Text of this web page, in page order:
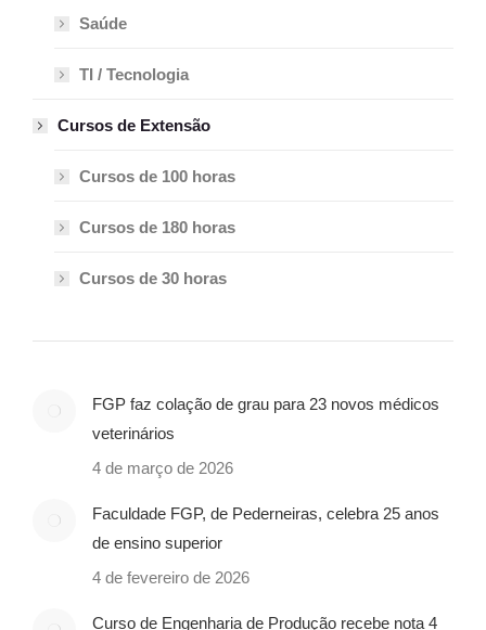
Saúde
TI / Tecnologia
Cursos de Extensão
Cursos de 100 horas
Cursos de 180 horas
Cursos de 30 horas
FGP faz colação de grau para 23 novos médicos
veterinários
4 de março de 2026
Faculdade FGP, de Pederneiras, celebra 25 anos
de ensino superior
4 de fevereiro de 2026
Curso de Engenharia de Produção recebe nota 4